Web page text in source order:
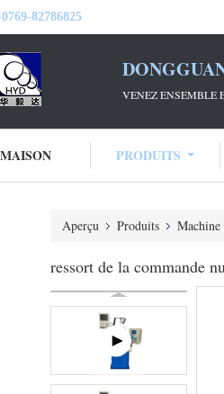
82786825
VENEZ ENSEMBLE
MAISON PRODUITS
Aperçu Produits Machine
ressort de la commande